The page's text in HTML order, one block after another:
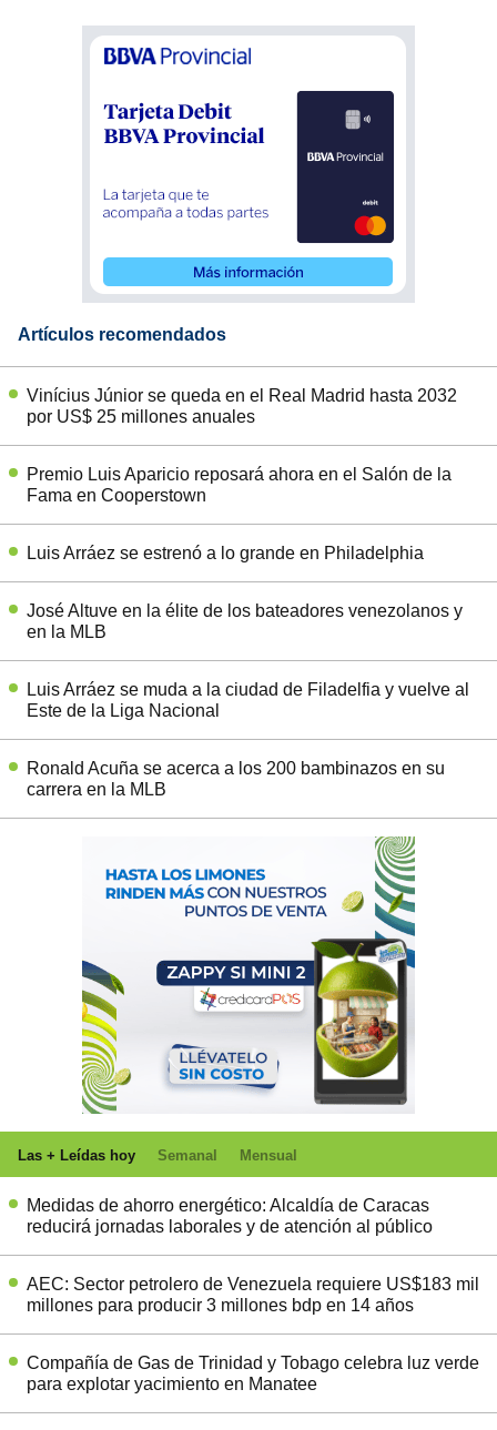
Artículos recomendados
Vinícius Júnior se queda en el Real Madrid hasta 2032
por US$ 25 millones anuales
Premio Luis Aparicio reposará ahora en el Salón de la
Fama en Cooperstown
Luis Arráez se estrenó a lo grande en Philadelphia
José Altuve en la élite de los bateadores venezolanos y
en la MLB
Luis Arráez se muda a la ciudad de Filadelfia y vuelve al
Este de la Liga Nacional
Ronald Acuña se acerca a los 200 bambinazos en su
carrera en la MLB
Las + Leídas hoy Semanal Mensual
Medidas de ahorro energético: Alcaldía de Caracas
reducirá jornadas laborales y de atención al público
AEC: Sector petrolero de Venezuela requiere US$183 mil
millones para producir 3 millones bdp en 14 años
Compañía de Gas de Trinidad y Tobago celebra luz verde
para explotar yacimiento en Manatee